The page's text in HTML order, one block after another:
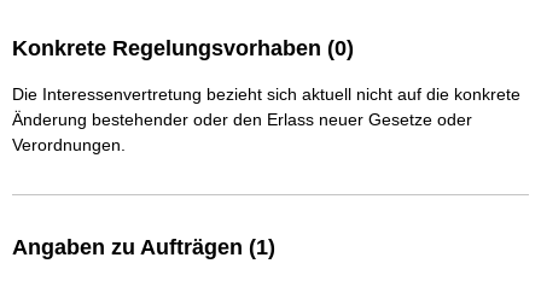
Konkrete Regelungsvorhaben (0)
Die Interessenvertretung bezieht sich aktuell nicht auf die konkrete
Änderung bestehender oder den Erlass neuer Gesetze oder
Verordnungen.
Angaben zu Aufträgen (1)